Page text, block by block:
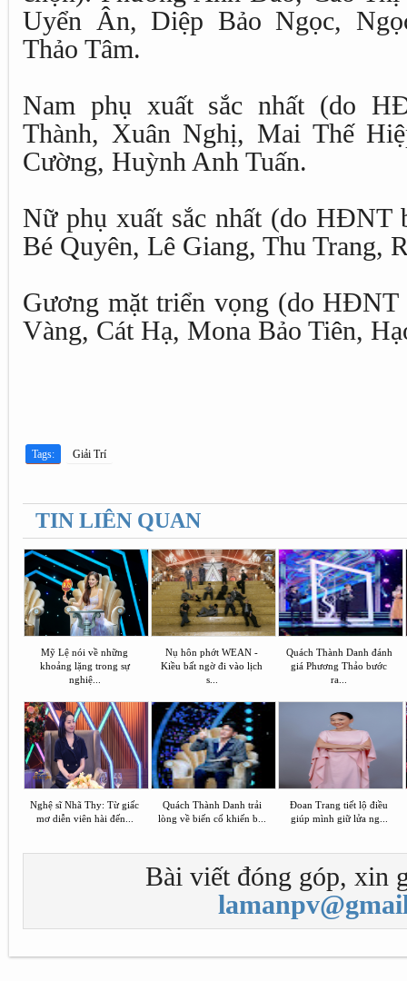
Uyển Ân, Diệp Bảo Ngọc,
Thảo Tâm.
Nam phụ xuất sắc nhất (do
Thành, Xuân Nghị, Mai Thế
Cường, Huỳnh Anh Tuấn.
Nữ phụ xuất sắc nhất (do HĐNT
Bé Quyên, Lê Giang, Thu Trang,
Gương mặt triển vọng (do HĐNT
Vàng, Cát Hạ, Mona Bảo Tiên,
Tags: Giải Trí
TIN LIÊN QUAN
Mỹ Lệ nói về những
khoảng lặng trong sự
nghiệ...
Nụ hôn phớt WEAN -
Kiều bất ngờ đi vào lịch
s...
Quách Thành Danh đánh
giá Phương Thảo bước
ra...
Nghệ sĩ Nhã Thy: Từ giấc
mơ diễn viên hài đến...
Quách Thành Danh trải
lòng về biến cố khiến b...
Đoan Trang tiết lộ điều
giúp mình giữ lửa ng...
Bài viết đóng góp, xin